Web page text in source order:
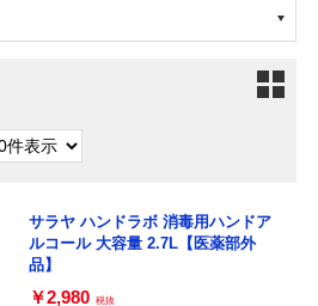
サラヤ ハンドラボ 消毒用ハンドア
ルコール 大容量 2.7L【医薬部外
品】
￥2,980 税抜